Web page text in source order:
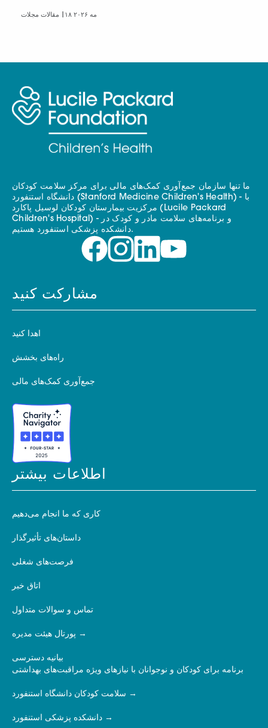
۱۸ مه ۲۰۲۶
ما تنها سازمان جمع‌آوری کمک‌های مالی برای مرکز سلامت کودکان
دانشگاه استنفورد (Stanford Medicine Children's Health) - با
مرکزیت بیمارستان کودکان لوسیل پاکارد (Lucile Packard
Children's Hospital) - و برنامه‌های سلامت مادر و کودک در
دانشکده پزشکی استنفورد هستیم.
مشارکت کنید
اهدا کنید
راه‌های بخشش
جمع‌آوری کمک‌های مالی
اطلاعات بیشتر
کاری که ما انجام می‌دهیم
داستان‌های تأثیرگذار
فرصت‌های شغلی
اتاق خبر
تماس و سوالات متداول
پورتال هیئت مدیره
بیانیه دسترسی
برنامه برای کودکان و نوجوانان با نیازهای ویژه مراقبت‌های بهداشتی
سلامت کودکان دانشگاه استنفورد
دانشکده پزشکی استنفورد